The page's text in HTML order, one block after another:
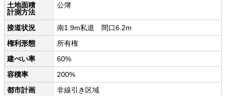
土地面積
計測方法
公簿
接道状況
南1.9m私道 間口6.2m
権利形態
所有権
建ぺい率
60%
容積率
200%
都市計画
非線引き区域